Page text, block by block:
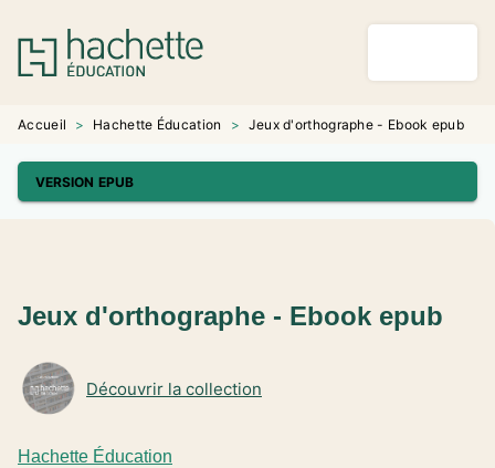
MENU RECHERCHE
PIED DE PAGE
Accueil > Hachette Éducation > Jeux d'orthographe - Ebook epub
VERSION EPUB
Hachette Éducation
Découvrir la collection
Jeux d'orthographe - Ebook epub